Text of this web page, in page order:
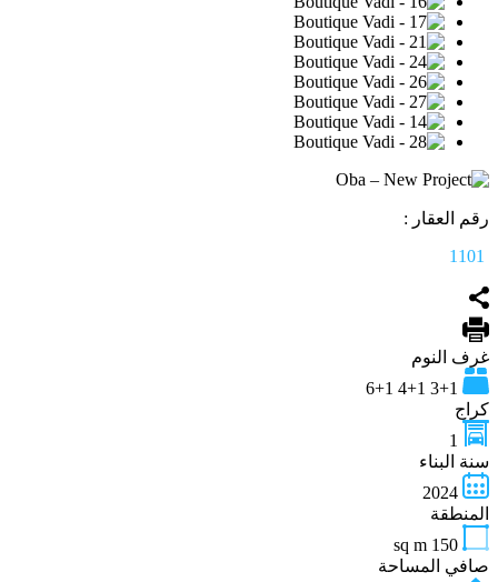
رقم العقار :
غرف النوم
3+1 4+1 6+1
كراج
1
سنة البناء
2024
المنطقة
150
sq m
صافي المساحة